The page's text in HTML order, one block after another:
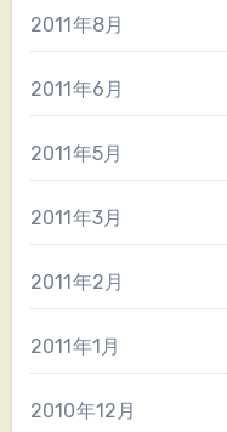
2011年8月
2011年6月
2011年5月
2011年3月
2011年2月
2011年1月
2010年12月